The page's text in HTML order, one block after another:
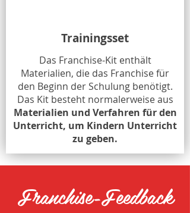
Trainingsset
Das Franchise-Kit enthält
Materialien, die das Franchise für
den Beginn der Schulung benötigt.
Das Kit besteht normalerweise aus
Materialien und Verfahren für den
Unterricht, um Kindern Unterricht
zu geben.
Franchise-Feedback